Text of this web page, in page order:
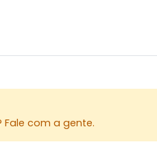
com a gente.